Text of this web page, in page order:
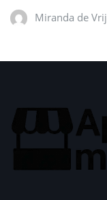
Miranda de Vrij